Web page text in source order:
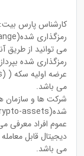
کارشناس پارس
رمزگذاری شده
می باشد.
عموم افراد معرفی
دیجیتال قابل
می باشد.